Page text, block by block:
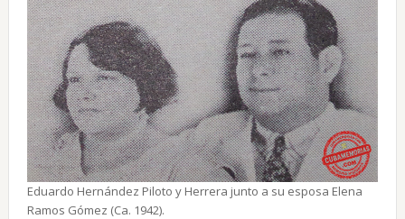
Eduardo Hernández Piloto y Herrera junto a su esposa Elena
Ramos Gómez (Ca. 1942).